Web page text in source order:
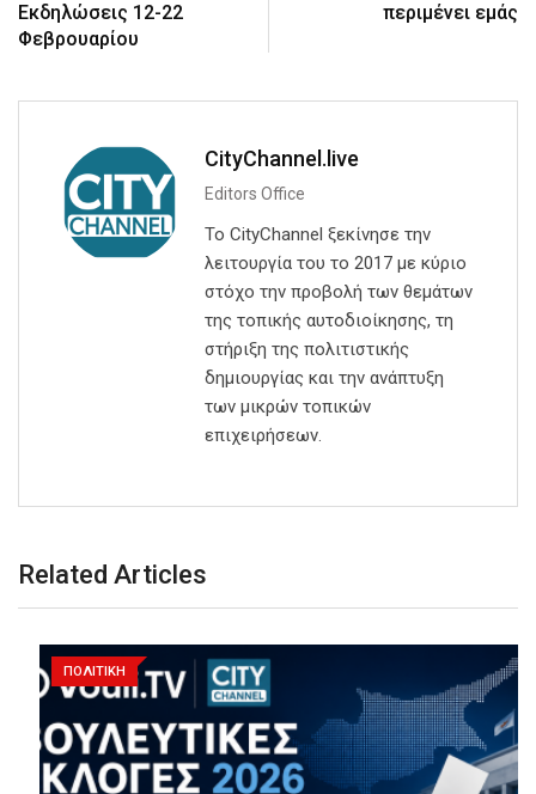
Εκδηλώσεις 12-22
Φεβρουαρίου
περιμένει εμάς
CityChannel.live
Editors Office
Το CityChannel ξεκίνησε την
λειτουργία του το 2017 με κύριο
στόχο την προβολή των θεμάτων
της τοπικής αυτοδιοίκησης, τη
στήριξη της πολιτιστικής
δημιουργίας και την ανάπτυξη
των μικρών τοπικών
επιχειρήσεων.
Related Articles
ΠΟΛΙΤΙΚΗ